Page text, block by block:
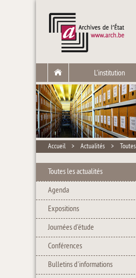
L'institution
Accueil > Actualités >
Toutes les actualités
Agenda
Expositions
Journées d'étude
Conférences
Bulletins d'informations